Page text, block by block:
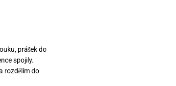
prášek do
spojily.
rozdělím do